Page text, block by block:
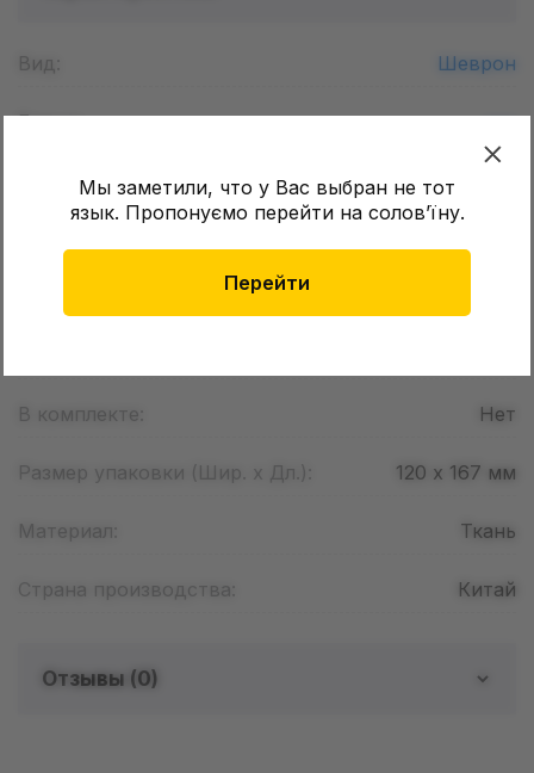
Мы заметили, что у Вас выбран не тот
язык. Пропонуємо перейти на соловʼїну.
Перейти
Вид: Шеврон
Бренд: •••
Страна регистрации бренда:
В комплекте: Нет
Размер упаковки (Шир. х Дл.): 120 х 167 мм
Материал: Ткань
Страна производства: Китай
Отзывы (0)